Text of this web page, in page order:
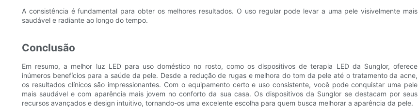
A consistência é fundamental para obter os melhores resultados. O uso regular pode levar a uma pele visivelmente mais
saudável e radiante ao longo do tempo.
Conclusão
Em resumo, a melhor luz LED para uso doméstico no rosto, como os dispositivos de terapia LED da Sunglor, oferece
inúmeros benefícios para a saúde da pele. Desde a redução de rugas e melhora do tom da pele até o tratamento da acne,
os resultados clínicos são impressionantes. Com o equipamento certo e uso consistente, você pode conquistar uma pele
mais saudável e com aparência mais jovem no conforto da sua casa. Os dispositivos da Sunglor se destacam por seus
recursos avançados e design intuitivo, tornando-os uma excelente escolha para quem busca melhorar a aparência da pele.